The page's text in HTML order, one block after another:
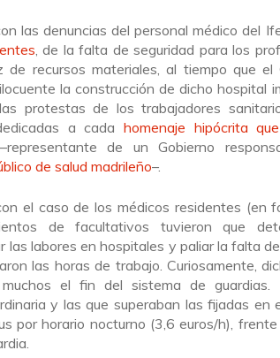
las denuncias del personal médico del
, de la falta de seguridad para los
recursos materiales, al tiempo que el
la construcción de dicho hospital
protestas de los trabajadores
a cada homenaje hipócrita
de un Gobierno
de salud madrileño–.
el caso de los médicos residentes (en
de facultativos tuvieron que
las labores en hospitales y paliar la falta
las horas de trabajo. Curiosamente,
el fin del sistema de guardias.
y las que superaban las fijadas en
por horario nocturno (3,6 euros/h),